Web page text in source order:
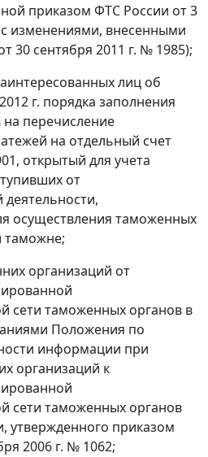
приказом ФТС России от 3
изменениями, внесенными
30 сентября 2011 г. № 1985);
лиц об
г. порядка заполнения
перечисление
на отдельный счет
открытый для учета
от
осуществления таможенных
таможне;
организаций от
сети таможенных органов в
Положения по
информации при
организаций к
сети таможенных органов
утвержденного приказом
2006 г. № 1062;